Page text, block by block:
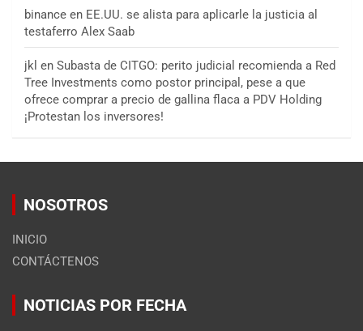
binance en EE.UU. se alista para aplicarle la justicia al
testaferro Alex Saab
jkl en Subasta de CITGO: perito judicial recomienda a Red
Tree Investments como postor principal, pese a que
ofrece comprar a precio de gallina flaca a PDV Holding
¡Protestan los inversores!
NOSOTROS
INICIO
CONTÁCTENOS
NOTICIAS POR FECHA